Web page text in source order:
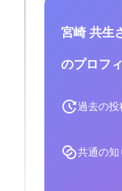
宮崎 共生
のプロフ
過去の投
共通の知